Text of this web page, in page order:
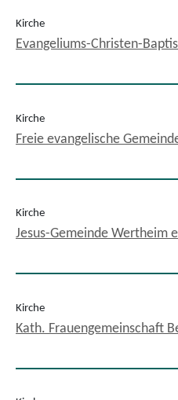
Kirche
Evangeliums-Christen-
Kirche
Freie evangelische
Kirche
Jesus-Gemeinde Wertheim
Kirche
Kath. Frauengemeinschaft